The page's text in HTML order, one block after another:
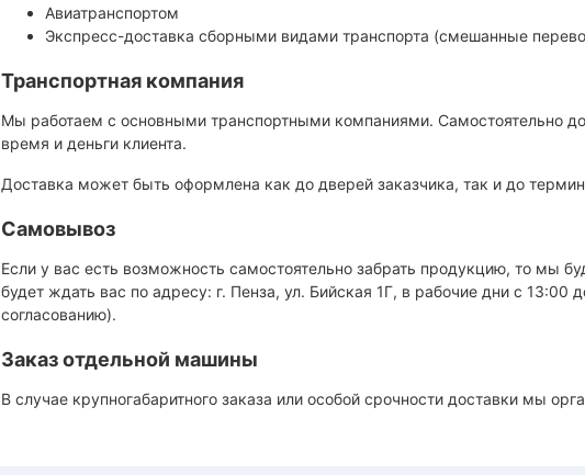
Авиатранспортом
Экспресс-доставка сборными видами транспорта (смешанные
Транспортная компания
Мы работаем с основными транспортными компаниями. Самостоятельно
время и деньги клиента.
Доставка может быть оформлена как до дверей заказчика, так и до
Самовывоз
Если у вас есть возможность самостоятельно забрать продукцию, то мы
будет ждать вас по адресу: г. Пенза, ул. Бийская 1Г, в рабочие дни с
согласованию).
Заказ отдельной машины
В случае крупногабаритного заказа или особой срочности доставки мы